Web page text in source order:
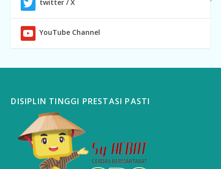
twitter / X
YouTube Channel
DISIPLIN TINGGI PRESTASI PASTI